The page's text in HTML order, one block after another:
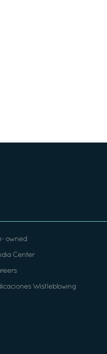
owned
Center
Wistleblowing